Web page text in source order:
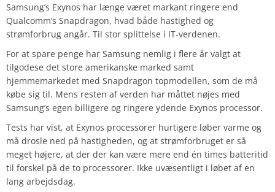
Samsung’s Exynos har længe været markant ringere end
Qualcomm’s Snapdragon, hvad både hastighed og
strømforbrug angår. Til stor splittelse i IT-verdenen.
For at spare penge har Samsung nemlig i flere år valgt at
tilgodese det store amerikanske marked samt
hjemmemarkedet med Snapdragon topmodellen, som de må
købe sig til. Mens resten af verden har måttet nøjes med
Samsung’s egen billigere og ringere ydende Exynos processor.
Tests har vist, at Exynos processorer hurtigere løber varme og
må drosle ned på hastigheden, og at strømforbruget er så
meget højere, at der der kan være mere end én times batteritid
til forskel på de to processorer. Ikke uvæsentligt i løbet af en
lang arbejdsdag.